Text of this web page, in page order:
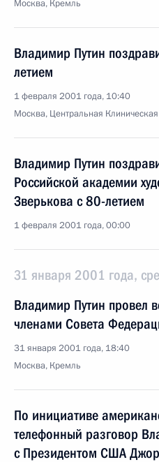
Москва, Кремль
Владимир Путин
летием
1 февраля 2001 года, 10:40
Москва, Центральная
Владимир Путин
Российской академии
Зверькова с 80-летием
1 февраля 2001 года, 00:00
31 января 2001 года,
Владимир Путин провел
членами Совета
31 января 2001 года, 18:40
Москва, Кремль
По инициативе
телефонный разговор
с Президентом США